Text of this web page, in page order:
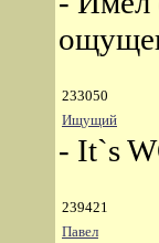
233050
Ищущий
- It`s
239421
Павел